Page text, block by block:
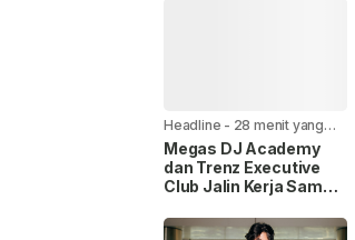
Headline - 28 menit yang
lalu
Megas DJ Academy
dan Trenz Executive
Club Jalin Kerja Sama,
DJ Profesional